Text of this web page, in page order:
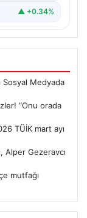
▲ +0.34%
Sosyal Medyada
“Onu orada
TÜİK mart ayı
Alper Gezeravcı
mutfağı